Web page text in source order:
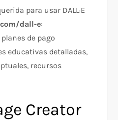
para usar DALL·E
dall-e:
de pago
educativas detalladas,
recursos
Creator